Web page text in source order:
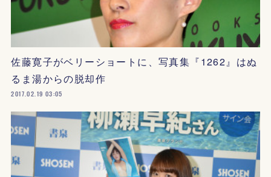
佐藤寛子がベリーショートに、写真集『1262』はぬ
るま湯からの脱却作
2017.02.19 03:05